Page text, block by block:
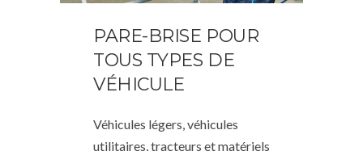
PARE-BRISE POUR
TOUS TYPES DE
VÉHICULE
Véhicules légers, véhicules
utilitaires, tracteurs et matériels